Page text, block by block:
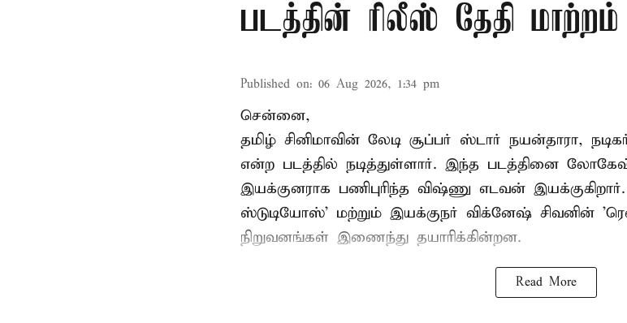
படத்தின் ரிலீஸ் தேதி மாற்றம்
Published on: 06 Aug 2026, 1:34 pm
சென்னை,
தமிழ் சினிமாவின் லேடி சூப்பர் ஸ்டார் நயன்தாரா,
என்ற படத்தில் நடித்துள்ளார். இந்த படத்தினை
இயக்குனராக பணிபுரிந்த விஷ்ணு எடவன்
ஸ்டுடியோஸ்' மற்றும் இயக்குநர் விக்னேஷ் சிவனின்
நிறுவனங்கள் இணைந்து தயாரிக்கின்றன.
Read More